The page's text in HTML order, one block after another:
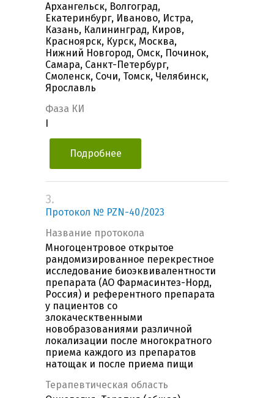
Архангельск, Волгоград,
Екатеринбург, Иваново, Истра,
Казань, Калининград, Киров,
Красноярск, Курск, Москва,
Нижний Новгород, Омск, Починок,
Самара, Санкт-Петербург,
Смоленск, Сочи, Томск, Челябинск,
Ярославль
Фаза КИ
Подробнее
3.
Протокол № PZN-40/2023
Название протокола
Многоцентровое открытое
рандомизированное перекрестное
исследование биоэквивалентности
препарата (АО Фармасинтез-Норд,
Россия) и референтного препарата
у пациентов со
злокаческтвенными
новобразованиями различной
локализации после многократного
приема каждого из препаратов
натощак и после приема пищи
Терапевтическая область